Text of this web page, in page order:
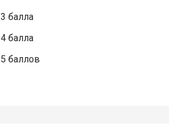
3 балла
4 балла
5 баллов